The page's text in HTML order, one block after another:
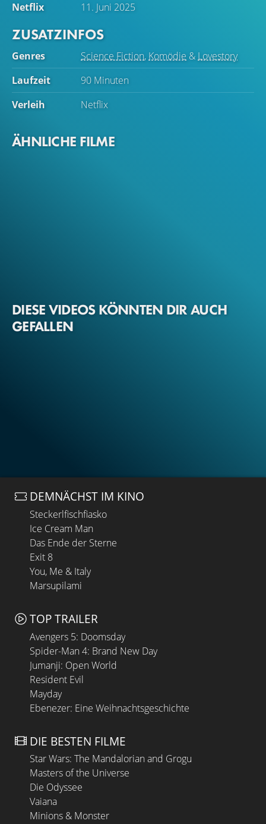
Netflix 11. Juni 2025
ZUSATZINFOS
Genres Science Fiction, Komödie & Lovestory
Laufzeit
90 Minuten
Verleih
Netflix
ÄHNLICHE FILME
DIESE VIDEOS KÖNNTEN DIR AUCH
GEFALLEN
DEMNÄCHST IM KINO
Steckerlfischfiasko
Ice Cream Man
Das Ende der Sterne
Exit 8
You, Me & Italy
Marsupilami
TOP TRAILER
Avengers 5: Doomsday
Spider-Man 4: Brand New Day
Jumanji: Open World
Resident Evil
Mayday
Ebenezer: Eine Weihnachtsgeschichte
DIE BESTEN FILME
Star Wars: The Mandalorian and Grogu
Masters of the Universe
Die Odyssee
Vaiana
Minions & Monster